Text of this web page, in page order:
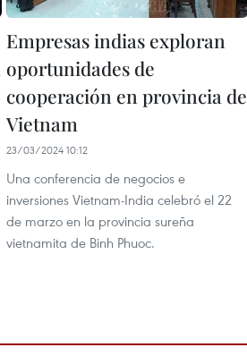
Empresas indias exploran
oportunidades de
cooperación en provincia de
Vietnam
23/03/2024 10:12
Una conferencia de negocios e
inversiones Vietnam-India celebró el 22
de marzo en la provincia sureña
vietnamita de Binh Phuoc.